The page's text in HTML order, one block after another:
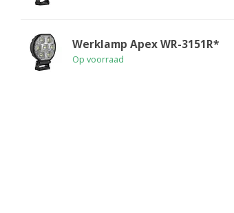
Werklamp Apex WR-3151R*
Op voorraad